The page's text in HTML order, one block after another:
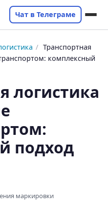
Чат в Телеграме
/ Транспортная
комплексный
логистика
подход
маркировки